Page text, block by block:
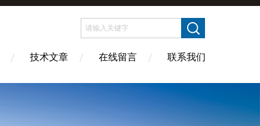
技术文章 在线留言 联系我们